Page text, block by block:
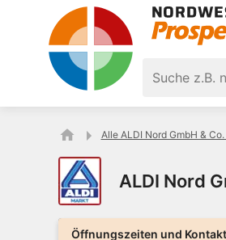
Alle ALDI Nord GmbH &
ALDI Nord
Öffnungszeiten und Kontakt